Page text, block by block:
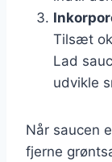
Tilsæt
Lad
udvikle
Når saucen
fjerne